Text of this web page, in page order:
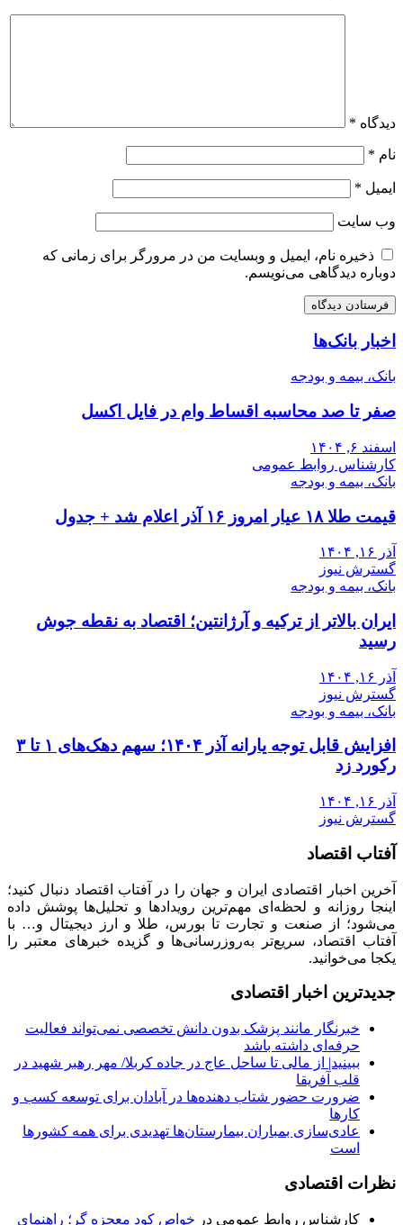
دیدگاه *
نام *
ایمیل *
وب‌ سایت
ذخیره نام، ایمیل و وبسایت من در مرورگر برای زمانی که
دوباره دیدگاهی می‌نویسم.
اخبار بانک‌ها
بانک، بیمه و بودجه
صفر تا صد محاسبه اقساط وام در فایل اکسل
اسفند ۶, ۱۴۰۴
کارشناس روابط عمومی
بانک، بیمه و بودجه
قیمت طلا ۱۸ عیار امروز ۱۶ آذر اعلام شد + جدول
آذر ۱۶, ۱۴۰۴
گسترش نیوز
بانک، بیمه و بودجه
ایران بالاتر از ترکیه و آرژانتین؛ اقتصاد به نقطه جوش
رسید
آذر ۱۶, ۱۴۰۴
گسترش نیوز
بانک، بیمه و بودجه
افزایش قابل توجه یارانه آذر ۱۴۰۴؛ سهم دهک‌های ۱ تا ۳
رکورد زد
آذر ۱۶, ۱۴۰۴
گسترش نیوز
آفتاب اقتصاد
آخرین اخبار اقتصادی ایران و جهان را در آفتاب اقتصاد دنبال کنید؛
اینجا روزانه و لحظه‌ای مهم‌ترین رویدادها و تحلیل‌ها پوشش داده
می‌شود؛ از صنعت و تجارت تا بورس، طلا و ارز دیجیتال و… با
آفتاب اقتصاد، سریع‌تر به‌روزرسانی‌ها و گزیده خبرهای معتبر را
یکجا می‌خوانید.
جدیدترین اخبار اقتصادی
خبرنگار مانند پزشک بدون دانش تخصصی نمی‌تواند فعالیت
حرفه‌ای داشته باشد
ببینید| از مالی تا ساحل عاج در جاده کربلا/ مهر رهبر شهید در
قلب آفریقا
ضرورت حضور شتاب ‌دهنده‌ها در آبادان برای توسعه کسب‌ و
کارها
عادی‌سازی بمباران بیمارستان‌ها تهدیدی برای همه کشورها
است
نظرات اقتصادی
کارشناس روابط عمومی در خواص کود معجزه گر؛ راهنمای